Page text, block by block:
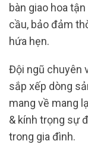
bàn giao hoa
cầu, bảo đảm
hứa hẹn.
Đội ngũ chuyên
sắp xếp dòng
mang về mang
& kính trọng sự
trong gia đình.